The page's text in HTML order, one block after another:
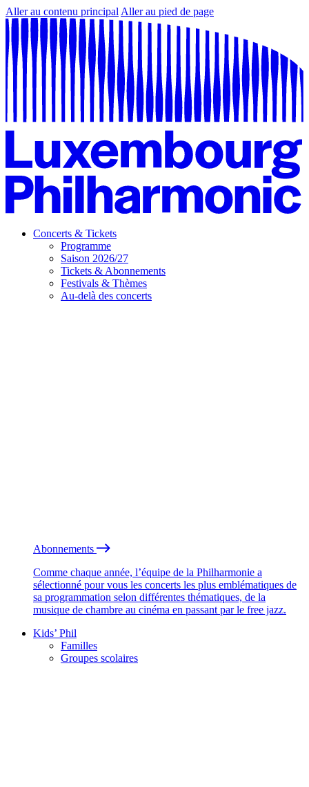
Aller au contenu principal Aller au pied de page
Concerts & Tickets
Programme
Saison 2026/27
Tickets & Abonnements
Festivals & Thèmes
Au-delà des concerts
Abonnements
Comme chaque année, l’équipe de la Philharmonie a
sélectionné pour vous les concerts les plus emblématiques de
sa programmation selon différentes thématiques, de la
musique de chambre au cinéma en passant par le free jazz.
Kids’ Phil
Familles
Groupes scolaires